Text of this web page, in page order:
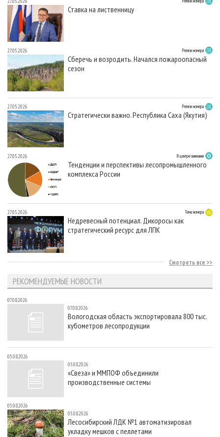
Ставка на лиственницу
27.05.2026 Регион номера
Сберечь и возродить. Начался пожароопасный
сезон
27.05.2026 Регион номера
Стратегически важно. Республика Саха (Якутия)
27.05.2026 В центре внимания
Тенденции и перспективы лесопромышленного
комплекса России
27.05.2026 Тема номера
Недревесный потенциал. Дикоросы как
стратегический ресурс для ЛПК
Смотреть все
РЕКОМЕНДУЕМЫЕ НОВОСТИ
07.08.2026
07.08.2026
Вологодская область экспортировала 800 тыс.
кубометров лесопродукции
05.08.2026
05.08.2026
«Свеза» и ММПОФ объединили
производственные системы
05.08.2026
05.08.2026
Лесосибирский ЛДК №1 автоматизировал
укладку мешков с пеллетами